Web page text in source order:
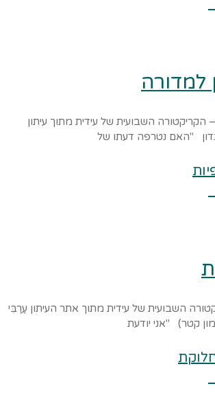
למדורה
הקריקטורה השבועית של עידית מתוך עיתון
"האם נטרפה דעתו של
השבועית של עידית מתוך אתר העיתון עַרַבִּי